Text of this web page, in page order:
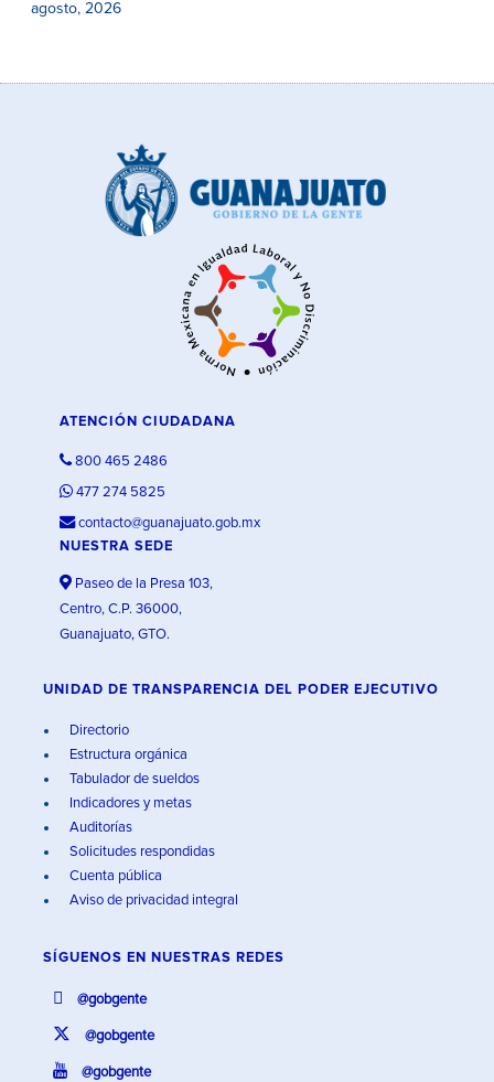
agosto, 2026
ATENCIÓN CIUDADANA
800 465 2486
477 274 5825
contacto@guanajuato.gob.mx
NUESTRA SEDE
Paseo de la Presa 103,
Centro, C.P. 36000,
Guanajuato, GTO.
UNIDAD DE TRANSPARENCIA DEL PODER EJECUTIVO
Directorio
Estructura orgánica
Tabulador de sueldos
Indicadores y metas
Auditorías
Solicitudes respondidas
Cuenta pública
Aviso de privacidad integral
SÍGUENOS EN NUESTRAS REDES
@gobgente
@gobgente
@gobgente